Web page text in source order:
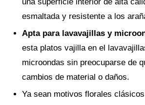
esmaltada y resistente a los
Apta para lavavajillas y
esta platos vajilla en el
microondas sin preocuparse de
cambios de material o daños.
Ya sean motivos florales